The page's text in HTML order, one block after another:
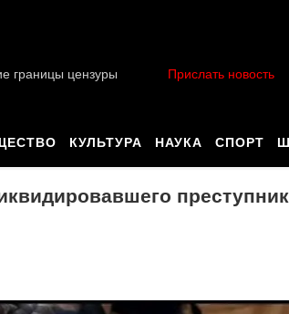
границы цензуры
Прислать новость
КУЛЬТУРА НАУКА СПОРТ